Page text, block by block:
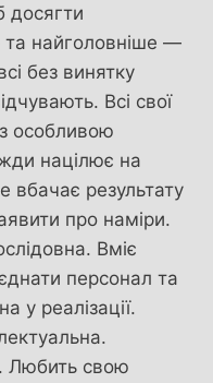
та найголовніше —
без винятку
Всі свої
особливою
націлює на
вбачає результату
про наміри.
Вміє
персонал та
у реалізації.
Любить свою